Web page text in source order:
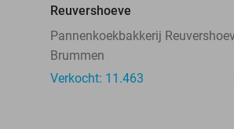
Reuvershoeve
Pannenkoekbakkerij
Brummen
Verkocht: 11.463